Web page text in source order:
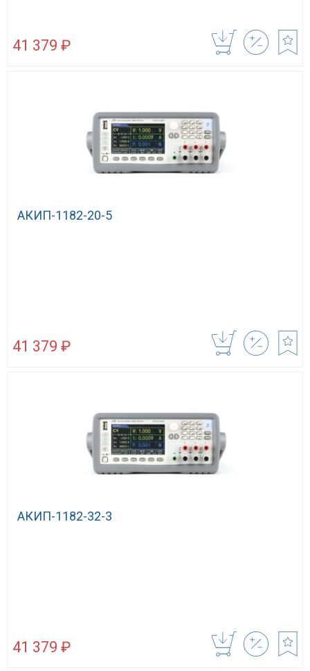
41 379 ₽
АКИП-1182-20-5
41 379 ₽
АКИП-1182-32-3
41 379 ₽